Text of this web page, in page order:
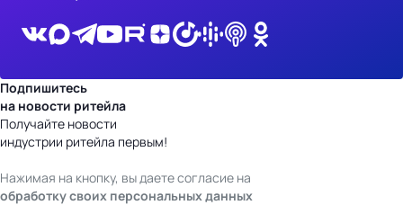
Подпишитесь
на новости ритейла
Получайте новости
индустрии ритейла первым!
Нажимая на кнопку, вы даете согласие на
обработку своих персональных данных